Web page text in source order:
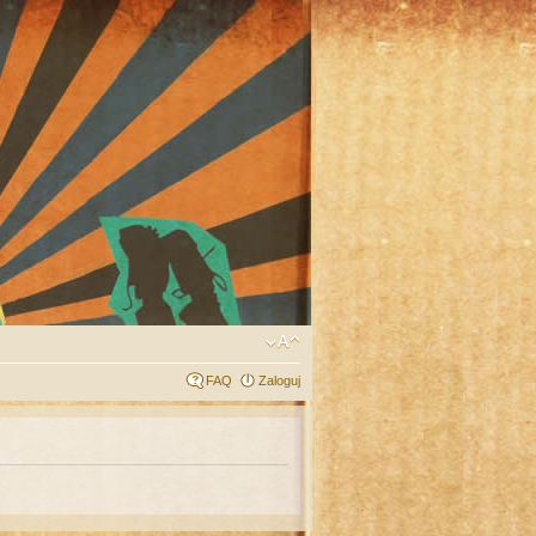
FAQ Zaloguj